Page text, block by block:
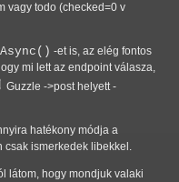
vagy todo (checked=0 v
-et is, az elég fontos
mi lett az endpoint válasza,
Guzzle ->post helyett -
hatékony módja a
csak ismerkedek libekkel.
látom, hogy mondjuk valaki